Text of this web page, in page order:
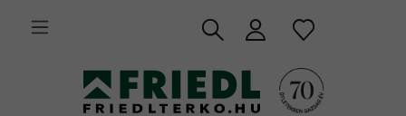
tartalomra